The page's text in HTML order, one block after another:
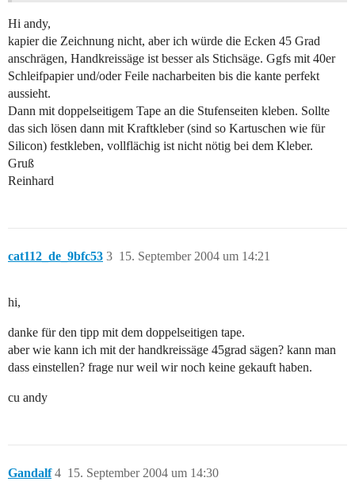
Hi andy,
kapier die Zeichnung nicht, aber ich würde die Ecken 45 Grad
anschrägen, Handkreissäge ist besser als Stichsäge. Ggfs mit 40er
Schleifpapier und/oder Feile nacharbeiten bis die kante perfekt
aussieht.
Dann mit doppelseitigem Tape an die Stufenseiten kleben. Sollte
das sich lösen dann mit Kraftkleber (sind so Kartuschen wie für
Silicon) festkleben, vollflächig ist nicht nötig bei dem Kleber.
Gruß
Reinhard
cat112_de_9bfc53 15. September 2004 um 14:21
3
hi,
danke für den tipp mit dem doppelseitigen tape.
aber wie kann ich mit der handkreissäge 45grad sägen? kann man
dass einstellen? frage nur weil wir noch keine gekauft haben.
cu andy
Gandalf 15. September 2004 um 14:30
4